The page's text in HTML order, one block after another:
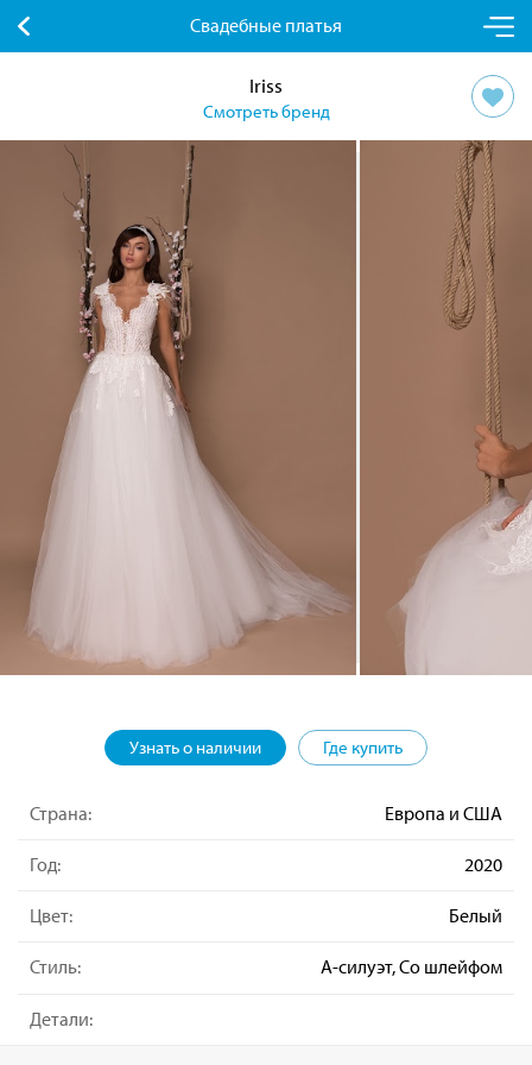
Свадебные платья
Iriss
Смотреть бренд
Узнать о наличии Где купить
Страна: Европа и США
Год: 2020
Цвет: Белый
Стиль: А-силуэт, Со шлейфом
Детали: